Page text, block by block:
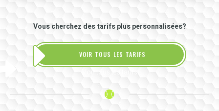
Vous cherchez des tarifs plus personnalisées?
VOIR TOUS LES TARIFS